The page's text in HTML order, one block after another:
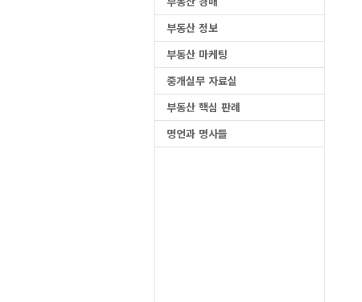
부동산 정보
부동산 마케팅
중개실무 자료실
부동산 핵심 판례
명언과 명사들